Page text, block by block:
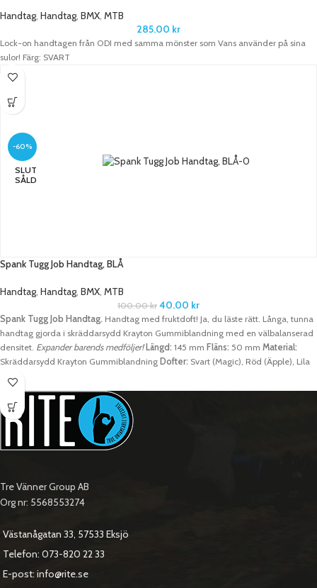
Handtag, Handtag, BMX, MTB
285.00 kr
Lock-on handtagen från ODI med samma mönster som Vans använder på sina
sulor! Färg: SVART
-60%
SLUT
SÅLD
Spank Tugg Job Handtag, BLÅ
Handtag, Handtag, BMX, MTB
100.00kr 40.00 kr
Spank Tugg Job Handtag. Handtag med fruktdoft! Ja, du läste rätt. Långa, tunna
handtag gjorda i skräddarsydd Krayton Gummiblandning med en välbalanserad
densitet. Expander barends medföljer! Längd: 145 mm Fläns: 50 mm Material:
Skräddarsydd Krayton Gummiblandning Dofter: Svart (Magic), Röd (Äpple), Lila
(Vindruva), Blå (Blåbär), Orange (Zesty), Vit (Vanilj)
Tre Vänner Group AB
Org nr: 5568553274
Västanågatan 33, 57533 Eksjö
Telefon: 073-820 22 33
E-post: info@rite.se